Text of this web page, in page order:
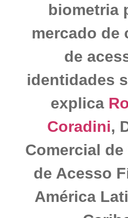
biometria
mercado de
de
identidades
explica
Coradini,
Comercial
de Acesso
América